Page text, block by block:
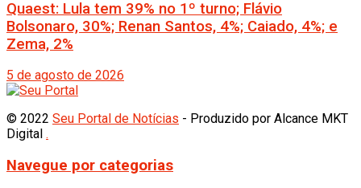
Quaest: Lula tem 39% no 1º turno; Flávio
Bolsonaro, 30%; Renan Santos, 4%; Caiado, 4%; e
Zema, 2%
5 de agosto de 2026
© 2022 Seu Portal de Notícias - Produzido por Alcance MKT
Digital .
Navegue por categorias